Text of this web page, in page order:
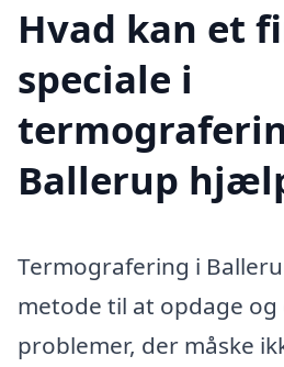
Hvad kan et
speciale i
Ballerup
Termografering i
metode til at opdage
problemer, der måske